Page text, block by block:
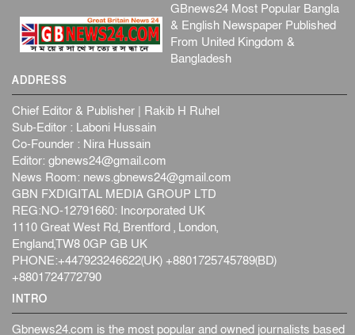
GBnews24 Most Popular Bangla
& English Newspaper Published
From United Kingdom &
Bangladesh
ADDRESS
Chief Editor & Publisher | Rakib H Ruhel
Sub-Editor : Laboni Hussain
Co-Founder : Nira Hussain
Editor: gbnews24@gmail.com
News Room: news.gbnews24@gmail.com
GBN FXDIGITAL MEDIA GROUP LTD
REG:NO-12791660: Incorporated UK
1110 Great West Rd, Brentford , London,
England,TW8 0GP GB UK
PHONE:+447923246622(UK) +8801725745789(BD)
+8801724772790
INTRO
Gbnews24.com is the most popular and owned journalists based